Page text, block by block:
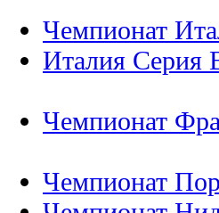
Чемпионат
Италия Серия
Чемпионат
Чемпионат